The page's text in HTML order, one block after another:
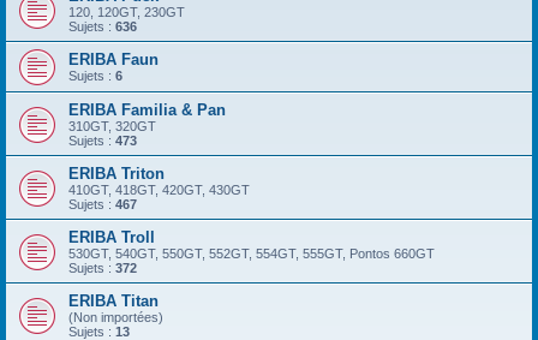
120, 120GT, 230GT
Sujets : 636
ERIBA Faun
Sujets : 6
ERIBA Familia & Pan
310GT, 320GT
Sujets : 473
ERIBA Triton
410GT, 418GT, 420GT, 430GT
Sujets : 467
ERIBA Troll
530GT, 540GT, 550GT, 552GT, 554GT, 555GT, Pontos 660GT
Sujets : 372
ERIBA Titan
(Non importées)
Sujets : 13